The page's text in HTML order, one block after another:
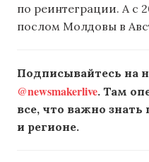
по реинтеграции. А с
послом Молдовы в
Подписывайтесь на
@newsmakerlive. Там
все, что важно
и регионе.